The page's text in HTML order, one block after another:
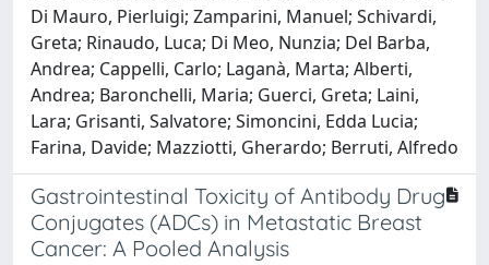
Di Mauro, Pierluigi; Zamparini, Manuel; Schivardi,
Greta; Rinaudo, Luca; Di Meo, Nunzia; Del Barba,
Andrea; Cappelli, Carlo; Laganà, Marta; Alberti,
Andrea; Baronchelli, Maria; Guerci, Greta; Laini,
Lara; Grisanti, Salvatore; Simoncini, Edda Lucia;
Farina, Davide; Mazziotti, Gherardo; Berruti, Alfredo
Gastrointestinal Toxicity of Antibody Drug
Conjugates (ADCs) in Metastatic Breast
Cancer: A Pooled Analysis